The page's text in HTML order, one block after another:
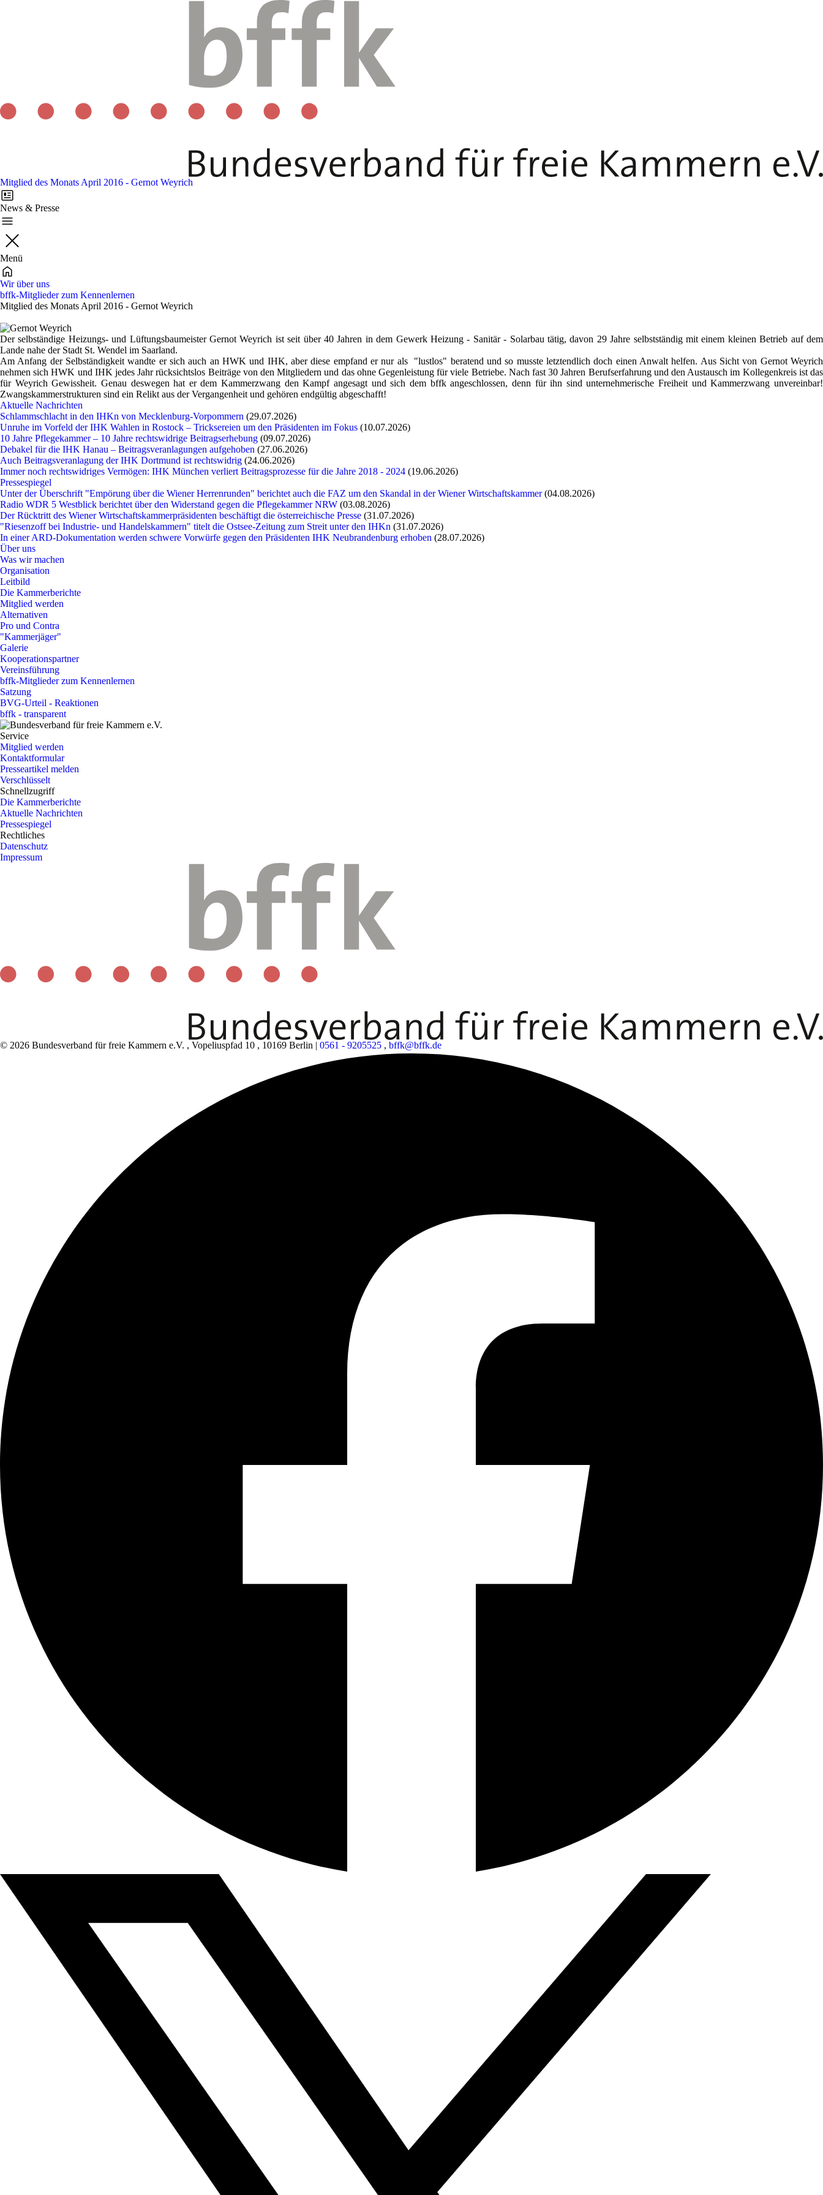
Mitglied des Monats April 2016 - Gernot Weyrich
News & Presse
Menü
Wir über uns
bffk-Mitglieder zum Kennenlernen
Mitglied des Monats April 2016 - Gernot Weyrich
Der selbständige Heizungs- und Lüftungsbaumeister Gernot Weyrich ist seit über 40 Jahren in dem Gewerk Heizung - Sanitär - Solarbau tätig, davon 29 Jahre selbstständig mit einem kleinen Betrieb auf dem
Lande nahe der Stadt St. Wendel im Saarland.
Am Anfang der Selbständigkeit wandte er sich auch an HWK und IHK, aber diese empfand er nur als "lustlos" beratend und so musste letztendlich doch einen Anwalt helfen. Aus Sicht von Gernot Weyrich
nehmen sich HWK und IHK jedes Jahr rücksichtslos Beiträge von den Mitgliedern und das ohne Gegenleistung für viele Betriebe. Nach fast 30 Jahren Berufserfahrung und den Austausch im Kollegenkreis ist das
für Weyrich Gewissheit. Genau deswegen hat er dem Kammerzwang den Kampf angesagt und sich dem bffk angeschlossen, denn für ihn sind unternehmerische Freiheit und Kammerzwang unvereinbar!
Zwangskammerstrukturen sind ein Relikt aus der Vergangenheit und gehören endgültig abgeschafft!
Aktuelle Nachrichten
Schlammschlacht in den IHKn von Mecklenburg-Vorpommern (29.07.2026)
Unruhe im Vorfeld der IHK Wahlen in Rostock – Tricksereien um den Präsidenten im Fokus (10.07.2026)
10 Jahre Pflegekammer – 10 Jahre rechtswidrige Beitragserhebung (09.07.2026)
Debakel für die IHK Hanau – Beitragsveranlagungen aufgehoben (27.06.2026)
Auch Beitragsveranlagung der IHK Dortmund ist rechtswidrig (24.06.2026)
Immer noch rechtswidriges Vermögen: IHK München verliert Beitragsprozesse für die Jahre 2018 - 2024 (19.06.2026)
Pressespiegel
Unter der Überschrift "Empörung über die Wiener Herrenrunden" berichtet auch die FAZ um den Skandal in der Wiener Wirtschaftskammer(04.08.2026)
Radio WDR 5 Westblick berichtet über den Widerstand gegen die Pflegekammer NRW (03.08.2026)
Der Rücktritt des Wiener Wirtschaftskammerpräsidenten beschäftigt die österreichische Presse (31.07.2026)
"Riesenzoff bei Industrie- und Handelskammern" titelt die Ostsee-Zeitung zum Streit unter den IHKn (31.07.2026)
In einer ARD-Dokumentation werden schwere Vorwürfe gegen den Präsidenten IHK Neubrandenburg erhoben (28.07.2026)
Über uns
Was wir machen
Organisation
Leitbild
Die Kammerberichte
Mitglied werden
Alternativen
Pro und Contra
"Kammerjäger"
Galerie
Kooperationspartner
Vereinsführung
bffk-Mitglieder zum Kennenlernen
Satzung
BVG-Urteil - Reaktionen
bffk - transparent
Service
Mitglied werden
Kontaktformular
Presseartikel melden
Verschlüsselt
Schnellzugriff
Die Kammerberichte
Aktuelle Nachrichten
Pressespiegel
Rechtliches
Datenschutz
Impressum
© 2026 Bundesverband für freie Kammern e.V. , Vopeliuspfad 10 , 10169 Berlin | 0561 - 9205525 , bffk@bffk.de